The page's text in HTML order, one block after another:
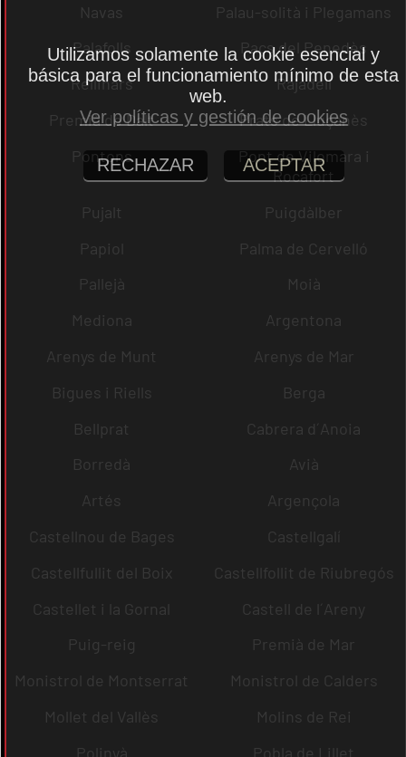
Navas
Palau-solità i Plegamans
Palafolls
Pacs del Penedès
Rellinars
Rajadell
Premià de Dalt
Prats de Lluçanès
Pontons
Pont de Vilomara i
Rocafort
Pujalt
Puigdàlber
Papiol
Palma de Cervelló
Pallejà
Moià
Mediona
Argentona
Arenys de Munt
Arenys de Mar
Bigues i Riells
Berga
Bellprat
Cabrera d´Anoia
Borredà
Avià
Artés
Argençola
Castellnou de Bages
Castellgalí
Castellfullit del Boix
Castellfollit de Riubregós
Castellet i la Gornal
Castell de l´Areny
Puig-reig
Premià de Mar
Monistrol de Montserrat
Monistrol de Calders
Mollet del Vallès
Molins de Rei
Polinyà
Pobla de Lillet
Utilizamos solamente la cookie esencial y
básica para el funcionamiento mínimo de esta
web.
Ver políticas y gestión de cookies
RECHAZAR ACEPTAR